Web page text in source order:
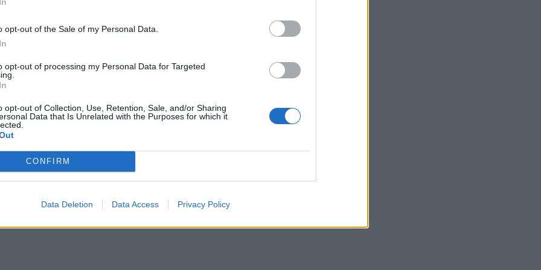
opt-out of the Sale of my Personal Data.
opt-out of processing my Personal Data for Targeted
opt-out of Collection, Use, Retention, Sale, and/or Sharing
Data that Is Unrelated with the Purposes for which it
CONFIRM
Data Deletion Data Access Privacy Policy
υγείας λόγω περικοπών clawback
ιατρεία, πολυιατρεία κλπ.) που
μεν σε 120 δόσεις αλλά εξαντλεί
με αποτέλεσμα να απολύουν
όλες τις άλλες ειδικότητες με τις
επιμελημένης τακτικής συρρίκνωσης
τον ΕΟΠΥΥ.